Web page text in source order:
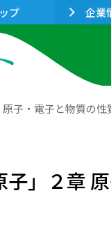
プ 企業
子・電子と物質の性
」２章